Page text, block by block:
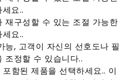
요..
재구성할 수 있는 조절 가능한
요..
능, 고객이 자신의 선호도나 필
조정할 수 있습니다..
함된 제품을 선택하세요.. 이